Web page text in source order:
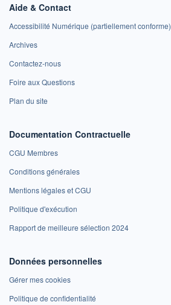
Aide & Contact
Accessibilité Numérique (partiellement conforme)
Archives
Contactez-nous
Foire aux Questions
Plan du site
Documentation Contractuelle
CGU Membres
Conditions générales
Mentions légales et CGU
Politique d'exécution
Rapport de meilleure sélection 2024
Données personnelles
Gérer mes cookies
Politique de confidentialité